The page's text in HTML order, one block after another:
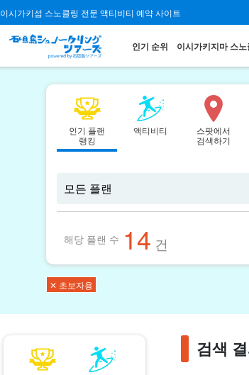
이시가키섬 스노클링 전문 액티비티 예약 사이트
인기 순위 이시가키지마 스
인기 플랜
랭킹
액티비티
스팟에서
검색하기
해당 플랜 수 14 건
✕ 초보자용
검색